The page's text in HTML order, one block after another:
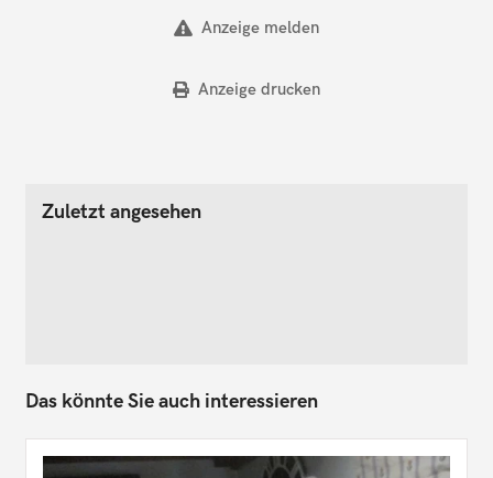
Anzeige melden
Anzeige drucken
Zuletzt angesehen
Das könnte Sie auch interessieren